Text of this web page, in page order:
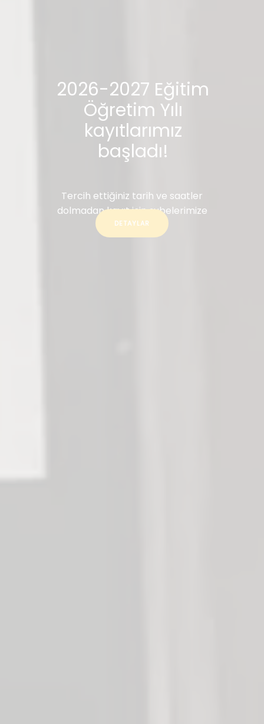
2026-2027 Eğitim
Öğretim Yılı
kayıtlarımız
başladı!
DETAYLAR
Tercih ettiğiniz tarih ve saatler
dolmadan kayıt için şubelerimize
ulaşabilirsiniz.